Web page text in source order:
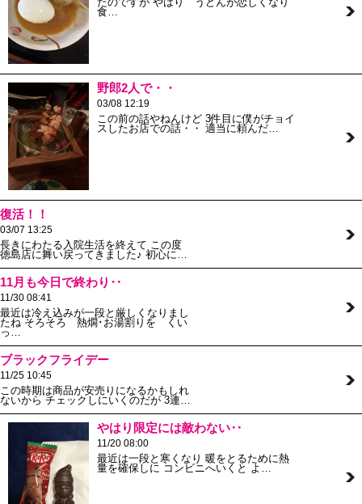
食…
野郎2人で・・
03/08 12:19
この前の話やねんけど 3件目に僕がチョイ
スしたお店での話・・ 適当に頼んだ…
復活！！
03/07 13:25
長きにわたる入院生活を終えて この度
徳島店に舞い戻ってきました♪ 初心に…
11月も今日で終わり‥
11/30 08:41
最近は冷え込みが一段と厳しくなりまし
たね そろそろ 熱燗･お湯割りを くい
っ…
ブラックフライデー
11/25 10:45
この時期は商品が安売りになるかもしれ
ないから チェックしにいくのだが 3連…
やはり限定には敵わない‥
11/20 08:00
最近は一段と寒くなり 暖をとるために熱
量を確保しに コンビニへいくと よ…